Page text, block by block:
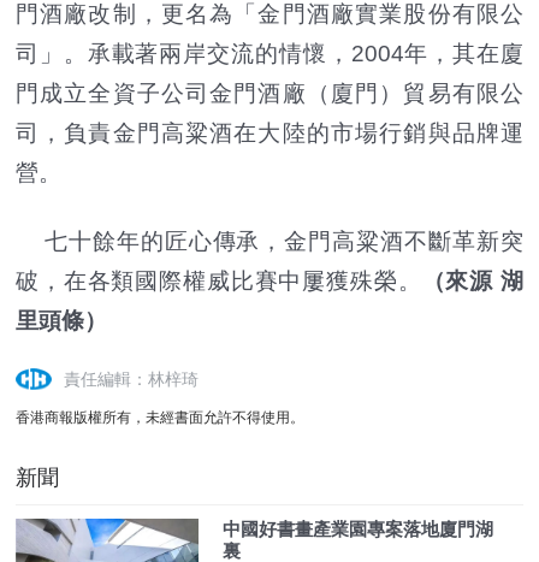
門酒廠改制，更名為「金門酒廠實業股份有限公
司」。承載著兩岸交流的情懷，2004年，其在廈
門成立全資子公司金門酒廠（廈門）貿易有限公
司，負責金門高粱酒在大陸的市場行銷與品牌運
營。
七十餘年的匠心傳承，金門高粱酒不斷革新突
破，在各類國際權威比賽中屢獲殊榮。
（來源 湖
里頭條）
責任編輯：林梓琦
香港商報版權所有，未經書面允許不得使用。
新聞
中國好書畫產業園專案落地廈門湖
裏